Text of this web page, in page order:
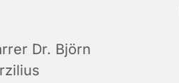
Dr. Björn